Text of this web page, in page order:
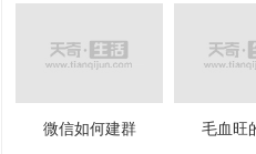
微信如何建群 毛血旺